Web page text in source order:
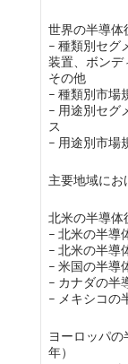
世界の半導体
– 種類別セグ
装置、ボンデ
その他
– 種類別市場
– 用途別セグ
ス
– 用途別市場
主要地域に
北米の半導体
– 北米の半導
– 北米の半導
– 米国の半導
– カナダの半
– メキシコの
ヨーロッパ
年）